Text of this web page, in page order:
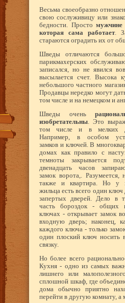
Весьма своеобразно
свою сослуживицу или
бедности. Простомужчине
которая сама работает.
стараются оградить их от
Шведы отличаются
парикмахерских
записался, но не явился
высылается счет. Высока
небольшого частного
Продавцы нередко могут
том числе и на немецком и
Шведы очень
изобретательны. Это
том числе и в мелких
Например, в особом
замков и ключей. В
домах как правило с
темноты закрывается
двенадцать часов
замок ворота,. Разумеется,
также и квартира. Но у
жильца есть всего один ключ
запертых дверей. Дело в
часть бороздок - общих
ключах - открывает замок
входную дверь; наконец,
каждого ключа - только
один плоский ключ носить
связку.
Но более всего
Кухня - одно из самых
лишнего или
сплошной шкаф, где
дома обычно приятно
перейти в другую комнату, а